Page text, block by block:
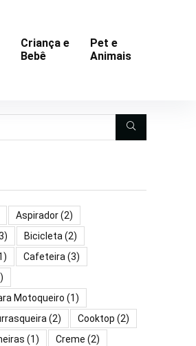
Criança e
Bebê
Pet e
Animais
Aspirador(2)
Bicicleta (2)
Cafeteira (3)
Motoqueiro (1)
(2) Cooktop (2)
(1) Creme (2)